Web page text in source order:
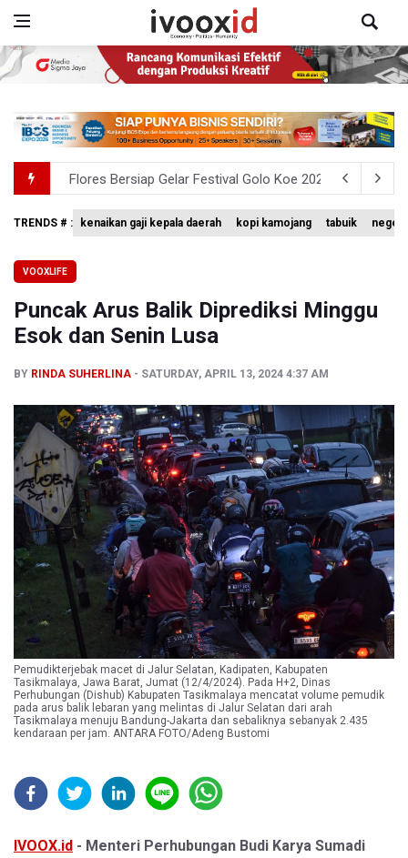
Kemkomdigi Targetkan Reaktivasi IGRS Rampung 2026
Anggota DPR Minta Rencana Kenaikan Gaji Kepala
BEI Catat Pertumbuhan Investor Saham Capai 10,05
Flores Bersiap Gelar Festival Golo Koe 2026,
TRENDS # : kenaikan gaji kepala daerah kopi kamojang tabuik
VOOXLIFE
Puncak Arus Balik Diprediksi Minggu
Esok dan Senin Lusa
BY RINDA SUHERLINA SATURDAY, APRIL 13, 2024 4:37 AM
Pemudikterjebak macet di Jalur Selatan, Kadipaten, Kabupaten
Tasikmalaya, Jawa Barat, Jumat (12/4/2024). Pada H+2, Dinas
Perhubungan (Dishub) Kabupaten Tasikmalaya mencatat volume pemudik
pada arus balik lebaran yang melintas di Jalur Selatan dari arah
Tasikmalaya menuju Bandung-Jakarta dan sebaliknya sebanyak 2.435
kendaraan per jam. ANTARA FOTO/Adeng Bustomi
IVOOX.id - Menteri Perhubungan Budi Karya Sumadi